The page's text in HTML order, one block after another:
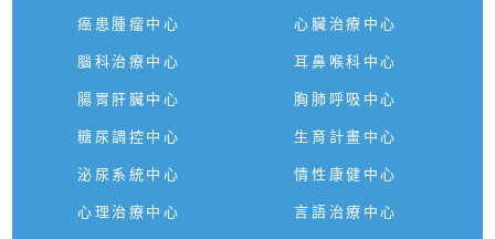
癌患腫瘤中心 心臟治療中心
腦科治療中心 耳鼻喉科中心
腸胃肝臟中心 胸肺呼吸中心
糖尿調控中心 生育計畫中心
泌尿系統中心 情性康健中心
心理治療中心 言語治療中心